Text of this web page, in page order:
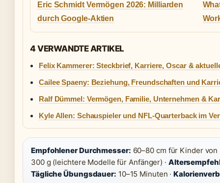
Eric Schmidt Vermögen 2026: Milliarden
durch Google-Aktien
4 VERWANDTE ARTIKEL
Felix Kammerer: Steckbrief, Karriere, Oscar &
Cailee Spaeny: Beziehung, Freundschaften und
Ralf Dümmel: Vermögen, Familie, Unternehmen &
Kyle Allen: Schauspieler und NFL-Quarterback im
Empfohlener Durchmesser: 60–80 cm für Kinder von
300 g (leichtere Modelle für Anfänger) ·
Tägliche Übungsdauer: 10–15 Minuten ·